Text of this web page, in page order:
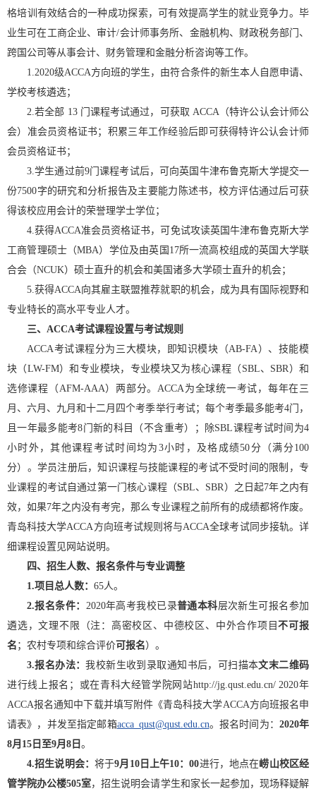
格培训有效结合的一种成功探索，可有效提高学生的就业竞争力。毕
业生可在工商企业、审计/会计师事务所、金融机构、财政税务部门、
跨国公司等从事会计、财务管理和金融分析咨询等工作。
1.2020级ACCA方向班的学生，由符合条件的新生本人自愿申请、
学校考核遴选；
2.若全部 13 门课程考试通过，可获取 ACCA（特许公认会计师公
会）准会员资格证书；积累三年工作经验后即可获得特许公认会计师
会员资格证书；
3.学生通过前9门课程考试后，可向英国牛津布鲁克斯大学提交一
份7500字的研究和分析报告及主要能力陈述书，校方评估通过后可获
得该校应用会计的荣誉理学士学位；
4.获得ACCA准会员资格证书，可免试攻读英国牛津布鲁克斯大学
工商管理硕士（MBA）学位及由英国17所一流高校组成的英国大学联
合会（NCUK）硕士直升的机会和美国诸多大学硕士直升的机会；
5.获得ACCA向其雇主联盟推荐就职的机会，成为具有国际视野和
专业特长的高水平专业人才。
三、ACCA考试课程设置与考试规则
ACCA考试课程分为三大模块，即知识模块（AB-FA）、技能模
块（LW-FM）和专业模块，专业模块又为核心课程（SBL、SBR）和
选修课程（AFM-AAA）两部分。ACCA为全球统一考试，每年在三
月、六月、九月和十二月四个考季举行考试；每个考季最多能考4门，
且一年最多能考8门新的科目（不含重考）；除SBL课程考试时间为4
小时外，其他课程考试时间均为3小时，及格成绩50分（满分100
分）。学员注册后，知识课程与技能课程的考试不受时间的限制，专
业课程的考试自通过第一门核心课程（SBL、SBR）之日起7年之内有
效，如果7年之内没有考完，那么专业课程之前所有的成绩都将作废。
青岛科技大学ACCA方向班考试规则将与ACCA全球考试同步接轨。详
细课程设置见网站说明。
四、招生人数、报名条件与专业调整
1.项目总人数： 65人。
2.报名条件： 2020年高考我校已录普通本科层次新生可报名参加
遴选，文理不限（注：高密校区、中德校区、中外合作项目不可报
名 ；农村专项和综合评价可报名）。
3.报名办法：我校新生收到录取通知书后，可扫描本文末二维码
进行线上报名；或在青科大经管学院网站http://jg.qust.edu.cn/ 2020年
ACCA报名通知中下载并填写附件《青岛科技大学ACCA方向班报名申
请表》，并发至指定邮箱acca_qust@qust.edu.cn。报名时间为： 2020年
8月15日至9月8日 。
4.招生说明会： 将于9月10日上午10：00进行，地点在崂山校区经
管学院办公楼505室，招生说明会请学生和家长一起参加，现场释疑解